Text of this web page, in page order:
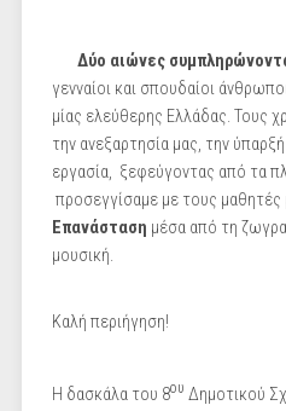
Δύο αιώνες
γενναίοι και σπουδαίοι
μίας ελεύθερης Ελλάδας. Τους
την ανεξαρτησία μας, την
εργασία, ξεφεύγοντας από τα
προσεγγίσαμε με τους μαθητές
Επανάσταση μέσα από τη
μουσική.
Καλή περιήγηση!
Η δασκάλα του 8ου Δημοτικού